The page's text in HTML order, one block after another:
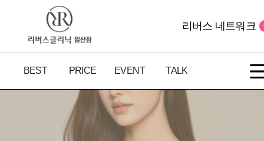
BEST PRICE EVENT TALK
리버스 네트워크